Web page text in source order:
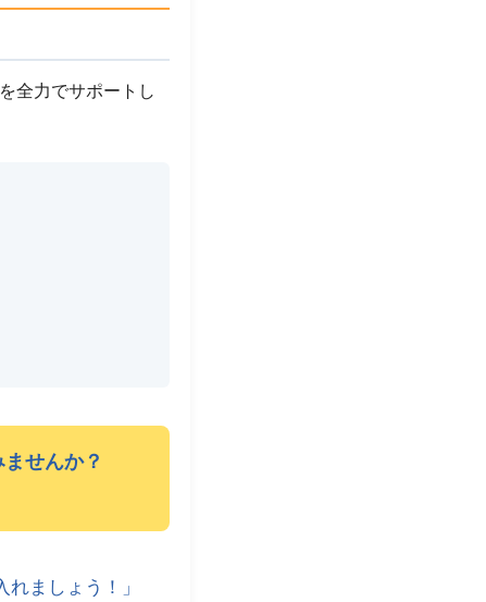
全力でサポートし
せんか？
ましょう！」